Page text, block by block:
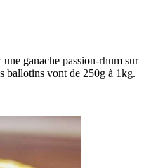
ganache passion-rhum sur
ballotins vont de 250g à 1kg.